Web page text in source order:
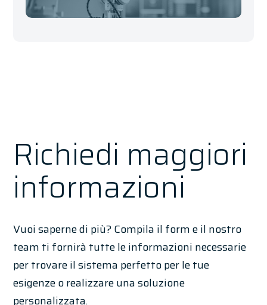
Richiedi maggiori
informazioni
Vuoi saperne di più? Compila il form e il nostro
team ti fornirà tutte le informazioni necessarie
per trovare il sistema perfetto per le tue
esigenze o realizzare una soluzione
personalizzata.